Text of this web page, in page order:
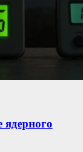
ядерного